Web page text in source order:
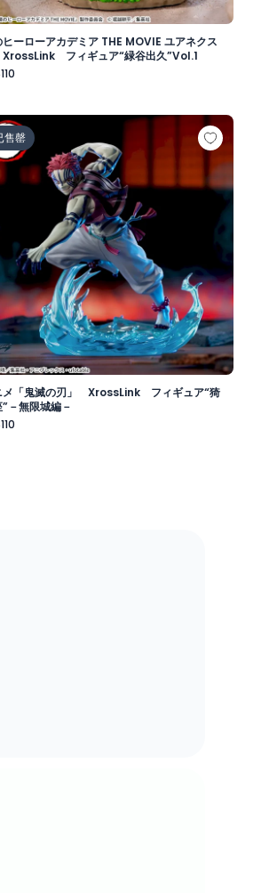
ヒーローアカデミア THE MOVIE ユアネクス
フィギュア“緑谷出久”Vol.1
勇”－無限城編－
「鬼滅の刃」 XrossLink フィギュア“
售罄
メ「鬼滅の刃」 XrossLink フィギュア“猗
”－無限城編－